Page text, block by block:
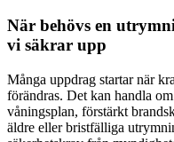
När behövs en
vi säkrar upp
Många uppdrag startar när
förändras. Det kan handla
våningsplan, förstärkt
äldre eller bristfälliga